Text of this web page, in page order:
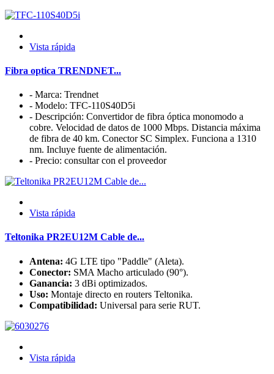
Vista rápida
Fibra optica TRENDNET...
- Marca: Trendnet
- Modelo: TFC-110S40D5i
- Descripción: Convertidor de fibra óptica monomodo a
cobre. Velocidad de datos de 1000 Mbps. Distancia máxima
de fibra de 40 km. Conector SC Simplex. Funciona a 1310
nm. Incluye fuente de alimentación.
- Precio: consultar con el proveedor
Vista rápida
Teltonika PR2EU12M Cable de...
Antena: 4G LTE tipo "Paddle" (Aleta).
Conector: SMA Macho articulado (90°).
Ganancia: 3 dBi optimizados.
Uso: Montaje directo en routers Teltonika.
Compatibilidad: Universal para serie RUT.
Vista rápida